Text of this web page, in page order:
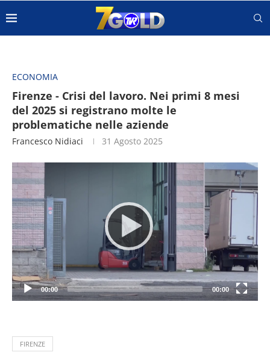
ECONOMIA
Firenze - Crisi del lavoro. Nei primi 8 mesi
del 2025 si registrano molte le
problematiche nelle aziende
Francesco Nidiaci 31 Agosto 2025
Video
Player
00:00 00:00
FIRENZE